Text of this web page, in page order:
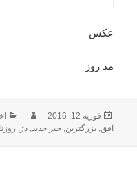
عکس
مد روز
ارسال
شده
فوریه 12, 2016 نویسنده
افق,بزرگترین,خبر جدید,دژ,